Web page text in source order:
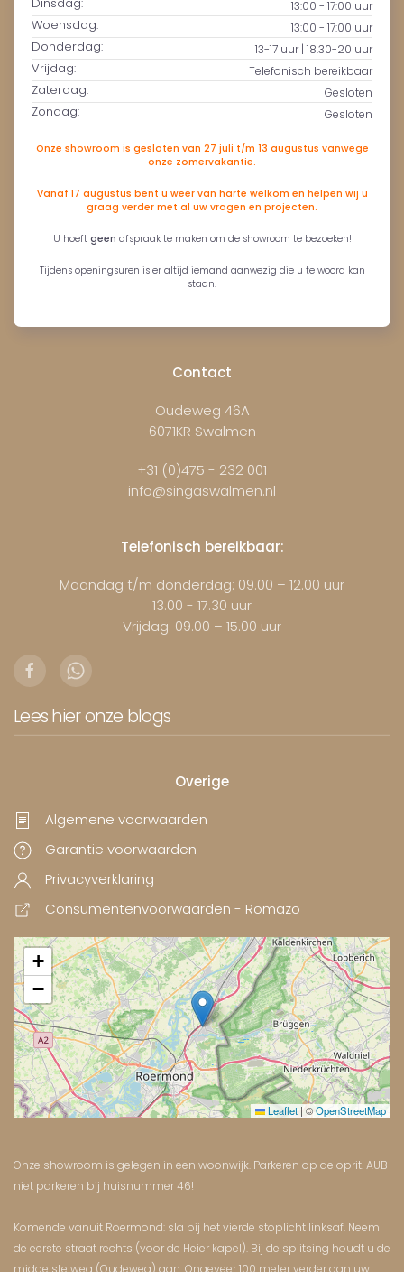
13:00 - 17:00 uur
Woensdag: 13:00 - 17:00 uur
Donderdag: 13-17 uur | 18.30-20 uur
Vrijdag: Telefonisch bereikbaar
Zaterdag: Gesloten
Zondag: Gesloten
Onze showroom is gesloten van 27 juli t/m 13 augustus vanwege
onze zomervakantie.
Vanaf 17 augustus bent u weer van harte welkom en helpen wij u
graag verder met al uw vragen en projecten.
U hoeft geen afspraak te maken om de showroom te bezoeken!
Tijdens openingsuren is er altijd iemand aanwezig die u te woord kan
staan.
Contact
Oudeweg 46A
6071KR Swalmen
+31 (0)475 - 232 001
info@singaswalmen.nl
Telefonisch bereikbaar:
Maandag t/m donderdag: 09.00 – 12.00 uur
13.00 - 17.30 uur
Vrijdag: 09.00 – 15.00 uur
Lees hier onze blogs
Overige
Algemene voorwaarden
Garantie voorwaarden
Privacyverklaring
Consumentenvoorwaarden - Romazo
+
−
Leaflet | ©OpenStreetMap
Onze showroom is gelegen in een woonwijk. Parkeren op de oprit. AUB
niet parkeren bij huisnummer 46!
Komende vanuit Roermond: sla bij het vierde stoplicht linksaf. Neem
de eerste straat rechts (voor de Heier kapel). Bij de splitsing houdt u de
middelste weg (Oudeweg) aan. Ongeveer 100 meter verder aan uw